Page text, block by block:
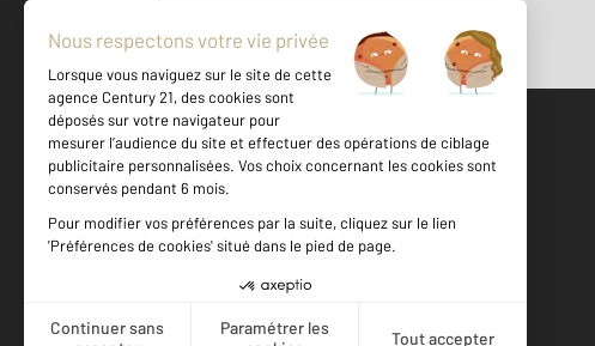
500 m ©Mappy
Votre agence est notée
Achat
10
Location